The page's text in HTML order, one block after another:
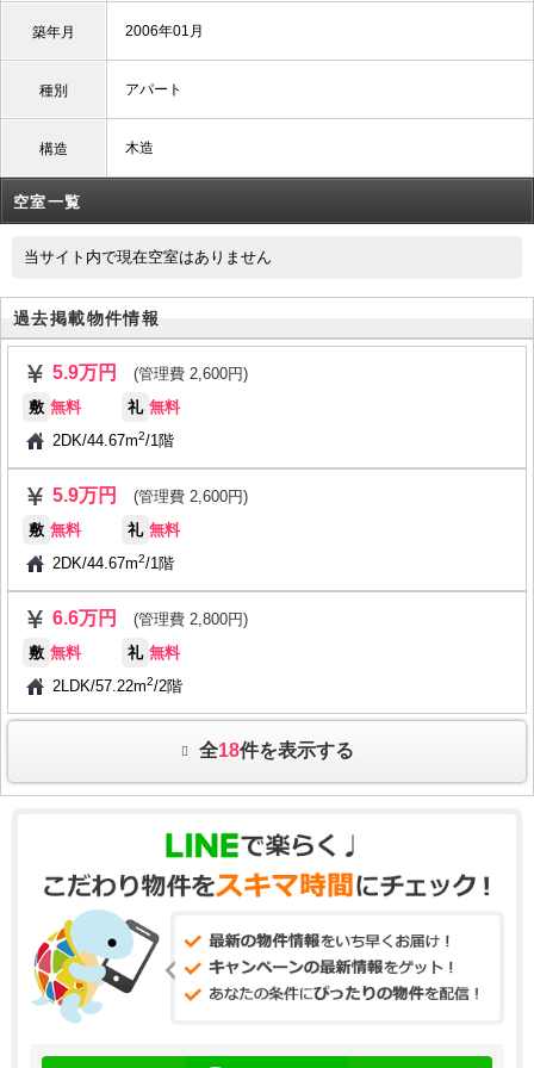
築年月 2006年01月
種別 アパート
構造 木造
空室一覧
当サイト内で現在空室はありません
過去掲載物件情報
5.9万円
(管理費 2,600円)
敷 無料 礼 無料
2DK/44.67m2/1階
5.9万円
(管理費 2,600円)
敷 無料 礼 無料
2DK/44.67m2/1階
6.6万円
(管理費 2,800円)
敷 無料 礼 無料
2LDK/57.22m2/2階
全18件を表示する